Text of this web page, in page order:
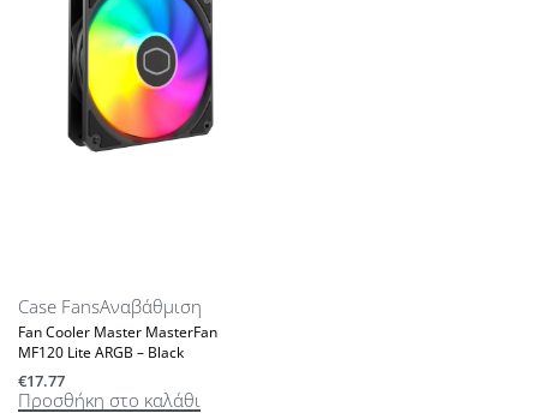
Case FansΑναβάθμιση
Fan Cooler Master MasterFan
MF120 Lite ARGB – Black
€17.77
Προσθήκη στο καλάθι